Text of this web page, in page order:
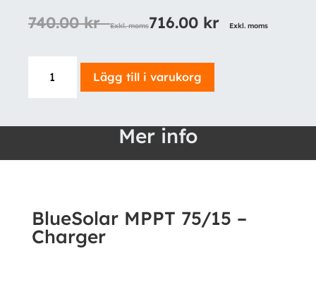
740.00kr Exkl. moms716.00 kr Exkl. moms
MPPT
mängd
Lägg till i varukorg
Mer info
BlueSolar MPPT 75/15 –
Charger